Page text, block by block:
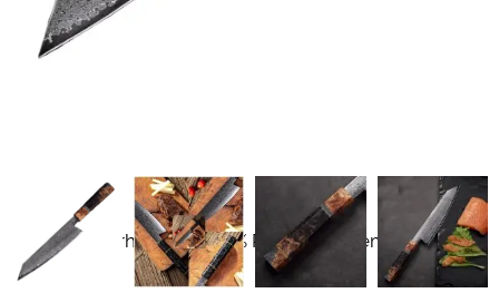
-10%
📦Erhalten Sie 15% Rabatt mit dem Code
DAMAST15